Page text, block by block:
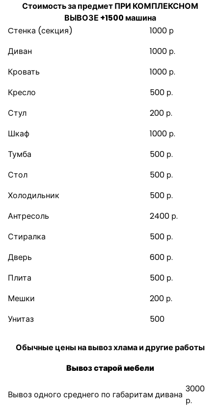
Стоимость за предмет ПРИ КОМПЛЕКСНОМ
ВЫВОЗЕ +1500 машина
Cтенка (секция)
1000 р
Диван
1000 р.
Кровать
1000 р.
Кресло
500 р.
Стул
200 р.
Шкаф
1000 р.
Тумба
500 р.
Стол
500 р.
Холодильник
500 р.
Антресоль
2400 р.
Стиралка
500 р.
Дверь
600 р.
Плита
500 р.
Мешки
200 р.
Унитаз
500
Обычные цены на вывоз хлама и другие работы
Вывоз старой мебели
Вывоз одного среднего по габаритам дивана
3000
р.